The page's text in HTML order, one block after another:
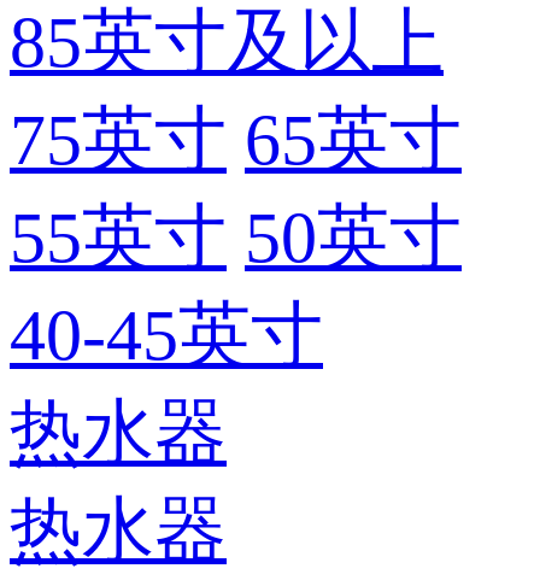
85英寸及以上
75英寸 65英寸
55英寸 50英寸
40-45英寸
热水器
热水器